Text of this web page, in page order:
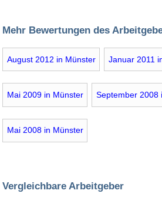
Mehr Bewertungen des
August 2012 in Münster Januar 2011
Mai 2009 in Münster September 2008
Mai 2008 in Münster
Vergleichbare Arbeitgeber